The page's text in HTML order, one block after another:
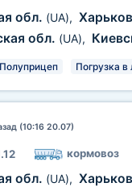
обл. (UA),
обл. (UA),
Полуприцеп Погрузка
(10:16 20.07)
кормовоз
обл. (UA),